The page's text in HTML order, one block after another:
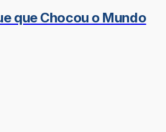
que Chocou o Mundo